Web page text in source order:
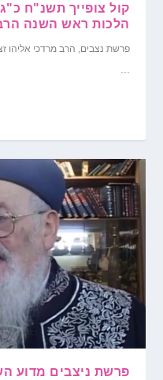
קול צופייך תשנ"ח
הלכות ראש השנה
פרשת נצבים הרב מרדכי אליהו
פרשת ניצבים מדוע